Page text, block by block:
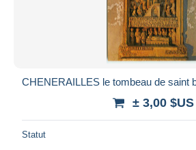
CHENERAILLES le tombeau de saint
± 3,00 $US
Statut